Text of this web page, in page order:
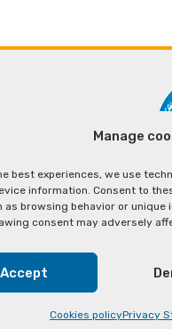
Manage
best experiences, we use
information. Consent to
as browsing behavior or
consent may adversely
Accept
Cookies policyPrivacy